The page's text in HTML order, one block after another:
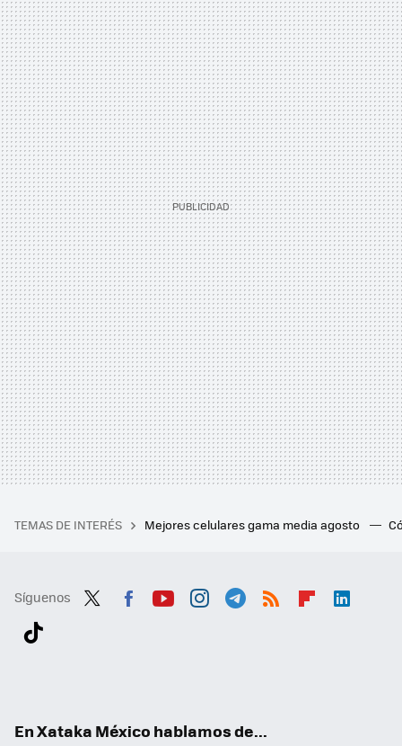
TEMAS DE INTERÉS Mejores celulares gama media agosto
Síguenos
En Xataka México hablamos de...